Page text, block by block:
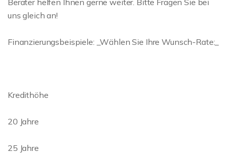
Berater helfen Ihnen gerne weiter. Bitte Fragen Sie bei
uns gleich an!
Finanzierungsbeispiele: _Wählen Sie Ihre Wunsch-Rate:_
Kredithöhe
20 Jahre
25 Jahre